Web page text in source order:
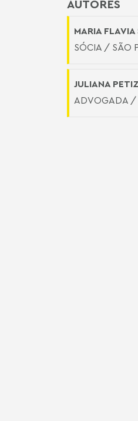
AUTORES
MARIA FLAVIA
SÓCIA / SÃO
JULIANA
ADVOGADA /